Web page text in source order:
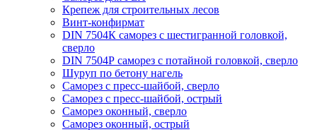
Крепеж для строительных лесов
Винт-конфирмат
DIN 7504К саморез с шестигранной головкой,
сверло
DIN 7504Р саморез с потайной головкой, сверло
Шуруп по бетону нагель
Саморез с пресс-шайбой, сверло
Саморез с пресс-шайбой, острый
Саморез оконный, сверло
Саморез оконный, острый